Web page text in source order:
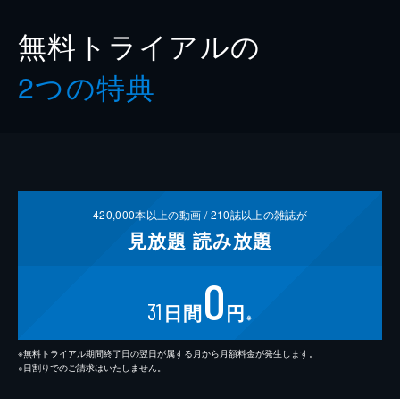
無料トライアルの
2つの特典
420,000本以上の動画 /210誌以上の雑誌が
見放題 読み放題
31 日間0円 ※
※無料トライアル期間終了日の翌日が属する月から月額料金が発生します。
※日割りでのご請求はいたしません。